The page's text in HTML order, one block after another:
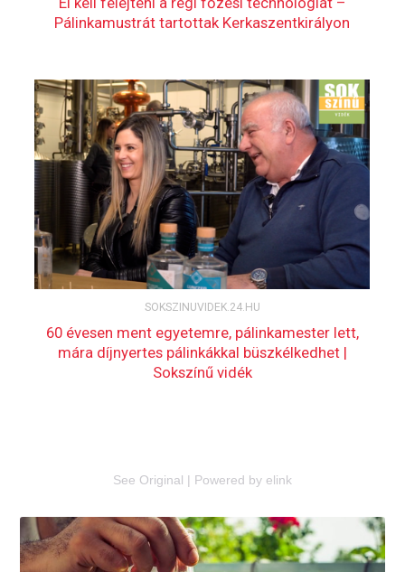
See Original | Powered by elink